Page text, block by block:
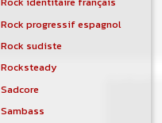
Rock progressif espagnol
Rock sudiste
Rocksteady
Sadcore
Sambass